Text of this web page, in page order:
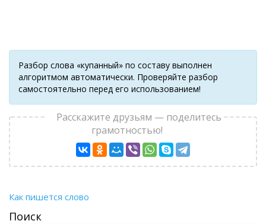
Разбор слова «купанный» по составу выполнен
алгоритмом автоматически. Проверяйте разбор
самостоятельно перед его использованием!
Расскажите друзьям — поделитесь
грамотностью!
Как пишется слово
Поиск